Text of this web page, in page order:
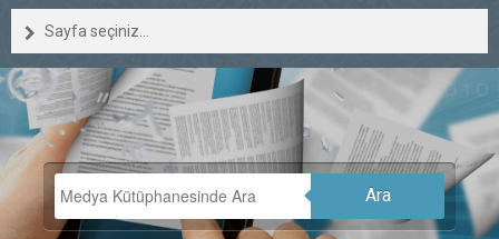
Sayfa seçiniz...
Ara